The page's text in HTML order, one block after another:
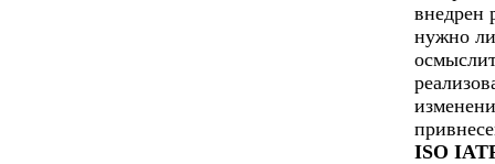
внедрен
нужно
ISO